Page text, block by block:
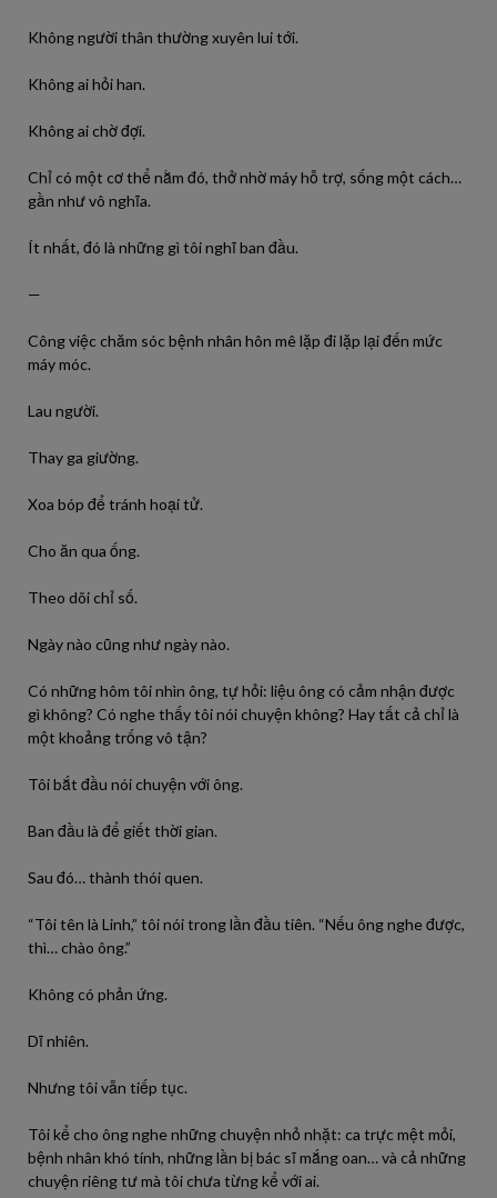
Không người thân thường xuyên lui tới.
Không ai hỏi han.
Không ai chờ đợi.
Chỉ có một cơ thể nằm đó, thở nhờ máy hỗ trợ, sống một cách…
gần như vô nghĩa.
Ít nhất, đó là những gì tôi nghĩ ban đầu.
—
Công việc chăm sóc bệnh nhân hôn mê lặp đi lặp lại đến mức
máy móc.
Lau người.
Thay ga giường.
Xoa bóp để tránh hoại tử.
Cho ăn qua ống.
Theo dõi chỉ số.
Ngày nào cũng như ngày nào.
Có những hôm tôi nhìn ông, tự hỏi: liệu ông có cảm nhận được
gì không? Có nghe thấy tôi nói chuyện không? Hay tất cả chỉ là
một khoảng trống vô tận?
Tôi bắt đầu nói chuyện với ông.
Ban đầu là để giết thời gian.
Sau đó… thành thói quen.
“Tôi tên là Linh,” tôi nói trong lần đầu tiên. “Nếu ông nghe được,
thì… chào ông.”
Không có phản ứng.
Dĩ nhiên.
Nhưng tôi vẫn tiếp tục.
Tôi kể cho ông nghe những chuyện nhỏ nhặt: ca trực mệt mỏi,
bệnh nhân khó tính, những lần bị bác sĩ mắng oan… và cả những
chuyện riêng tư mà tôi chưa từng kể với ai.